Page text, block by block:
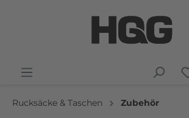
Rucksäcke & Taschen Zubehör